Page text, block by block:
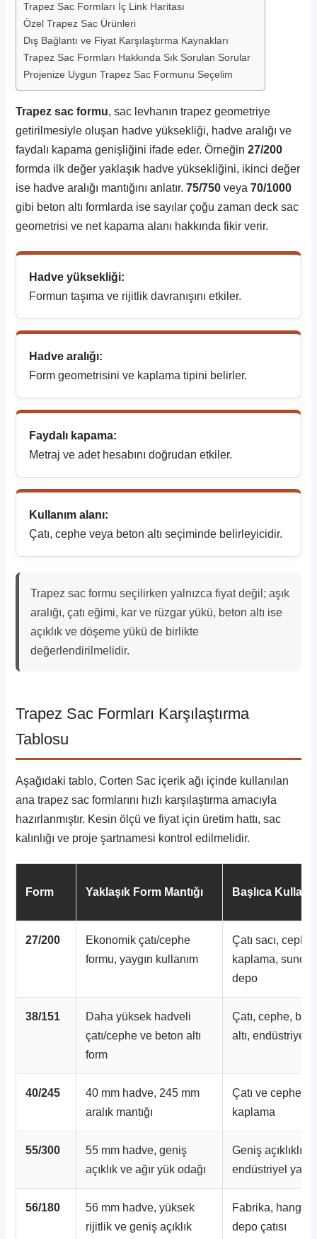
Trapez Sac Formları İç Link Haritası
Özel Trapez Sac Ürünleri
Dış Bağlantı ve Fiyat Karşılaştırma Kaynakları
Trapez Sac Formları Hakkında Sık Sorulan Sorular
Projenize Uygun Trapez Sac Formunu Seçelim
Trapez sac formu, sac levhanın trapez geometriye
getirilmesiyle oluşan hadve yüksekliği, hadve aralığı ve
faydalı kapama genişliğini ifade eder. Örneğin27/200
formda ilk değer yaklaşık hadve yüksekliğini, ikinci değer
ise hadve aralığı mantığını anlatır.75/750 veya70/1000
gibi beton altı formlarda ise sayılar çoğu zaman deck sac
geometrisi ve net kapama alanı hakkında fikir verir.
Hadve yüksekliği:
Formun taşıma ve rijitlik davranışını etkiler.
Hadve aralığı:
Form geometrisini ve kaplama tipini belirler.
Faydalı kapama:
Metraj ve adet hesabını doğrudan etkiler.
Kullanım alanı:
Çatı, cephe veya beton altı seçiminde belirleyicidir.
Trapez sac formu seçilirken yalnızca fiyat değil; aşık
aralığı, çatı eğimi, kar ve rüzgar yükü, beton altı ise
açıklık ve döşeme yükü de birlikte
değerlendirilmelidir.
Trapez Sac Formları Karşılaştırma
Tablosu
Aşağıdaki tablo, Corten Sac içerik ağı içinde kullanılan
ana trapez sac formlarını hızlı karşılaştırma amacıyla
hazırlanmıştır. Kesin ölçü ve fiyat için üretim hattı, sac
kalınlığı ve proje şartnamesi kontrol edilmelidir.
Form Yaklaşık Form Mantığı Başlıca
27/200
Ekonomik çatı/cephe
formu, yaygın kullanım
Çatı sacı, cephe
kaplama,
depo
38/151
Daha yüksek hadveli
çatı/cephe ve beton altı
form
Çatı, cephe,
altı, endüstriyel
40/245
40 mm hadve, 245 mm
aralık mantığı
Çatı ve cephe
kaplama
55/300
55 mm hadve, geniş
açıklık ve ağır yük odağı
Geniş açıklıklı
endüstriyel yapı
56/180
56 mm hadve, yüksek
rijitlik ve geniş açıklık
Fabrika, hangar,
depo çatısı